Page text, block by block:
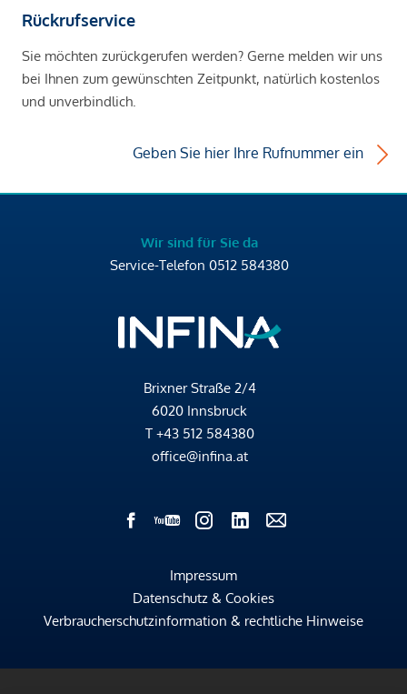
Rückrufservice
Sie möchten zurückgerufen werden? Gerne melden wir uns
bei Ihnen zum gewünschten Zeitpunkt, natürlich kostenlos
und unverbindlich.
Geben Sie hier Ihre Rufnummer ein
Wir sind für Sie da
Service-Telefon 0512 584380
Brixner Straße 2/4
6020 Innsbruck
T +43 512 584380
office@infina.at
Impressum
Datenschutz & Cookies
Verbraucherschutzinformation & rechtliche Hinweise